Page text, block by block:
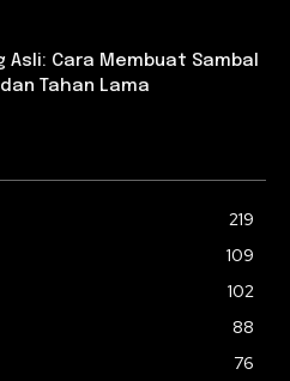
Asli: Cara Membuat Sambal
Tahan Lama
219
109
102
88
76